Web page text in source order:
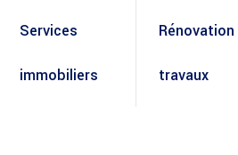
Services
immobiliers travaux